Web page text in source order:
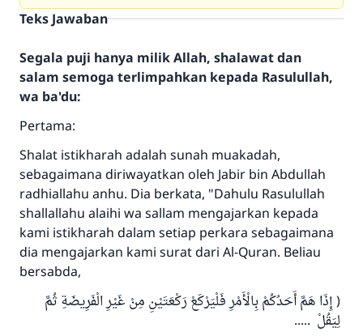
Teks Jawaban
Segala puji hanya milik Allah, shalawat dan
salam semoga terlimpahkan kepada Rasulullah,
wa ba'du:
Pertama:
Shalat istikharah adalah sunah muakadah,
sebagaimana diriwayatkan oleh Jabir bin Abdullah
radhiallahu anhu. Dia berkata, "Dahulu Rasulullah
shallallahu alaihi wa sallam mengajarkan kepada
kami istikharah dalam setiap perkara sebagaimana
dia mengajarkan kami surat dari Al-Quran. Beliau
bersabda,
( إِذَا هَمَّ أَحَدُكُمْ بِالْأَمْرِ فَلْيَرْكَعْ رَكْعَتَيْنِ مِنْ غَيْرِ الْفَرِيضَةِ ثُمَّ
لِيَقُلْ .....